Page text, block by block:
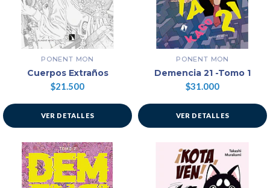
PONENT MON
Cuerpos Extraños
$21.500
VER DETALLES
PONENT MON
Demencia 21 -Tomo 1
$31.000
VER DETALLES